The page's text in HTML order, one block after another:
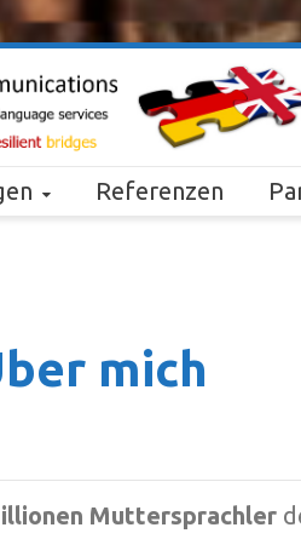
Referenzen
mich
Muttersprachler